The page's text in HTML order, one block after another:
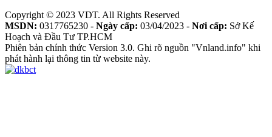
Copyright © 2023 VDT. All Rights Reserved
MSDN: 0317765230 - Ngày cấp: 03/04/2023 - Nơi cấp: Sở Kế
Hoạch và Đầu Tư TP.HCM
Phiên bản chính thức Version 3.0. Ghi rõ nguồn "Vnland.info" khi
phát hành lại thông tin từ website này.